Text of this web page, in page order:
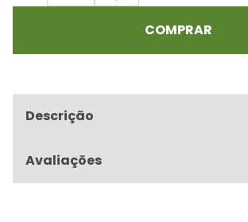
COMPRAR
Descrição
Avaliações